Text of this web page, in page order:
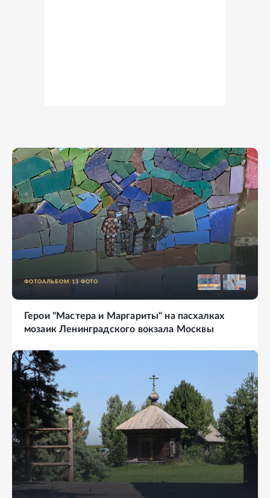
ФОТОАЛЬБОМ 13 ФОТО
Герои "Мастера и Маргариты" на пасхалках
мозаик Ленинградского вокзала Москвы